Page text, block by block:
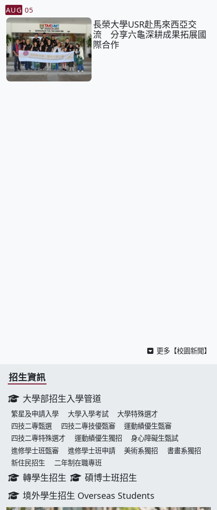
AUG 05
長榮大學USR赴馬來西亞交
流 分享六龜深耕成果拓展國
際合作
更多【校園新聞】
招生資訊
大學部招生入學管道
繁星及申請入學 大學入學考試
大學特殊選才
四技二專甄選
四技二專技優甄審
運動績優生甄審
四技二專特殊選才
運動績優生獨招
身心障礙生甄試
進修學士班甄審
進修學士班申請 美術系獨招
書畫系獨招
新住民招生
二年制在職專班
轉學生招生
碩博士班招生
境外學生招生 Overseas Students